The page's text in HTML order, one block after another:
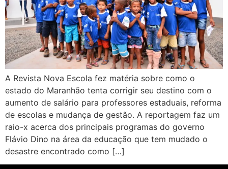
A Revista Nova Escola fez matéria sobre como o
estado do Maranhão tenta corrigir seu destino com o
aumento de salário para professores estaduais, reforma
de escolas e mudança de gestão. A reportagem faz um
raio-x acerca dos principais programas do governo
Flávio Dino na área da educação que tem mudado o
desastre encontrado como […]